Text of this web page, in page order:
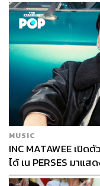
MUSIC
INC MATAWEE เปิด
ได้ เน PERSES มาแส